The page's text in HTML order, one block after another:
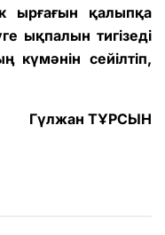
ырғағын қалыпқа
ықпалын тигізеді
күмәнін сейілтіп,
Гүлжан ТҰРСЫН